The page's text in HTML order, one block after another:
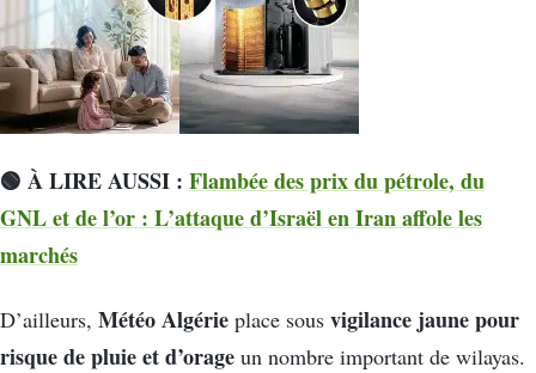
🟢 À LIRE AUSSI : Flambée des prix du pétrole, du
GNL et de l’or : L’attaque d’Israël en Iran affole les
marchés
D’ailleurs, Météo Algérie place sous vigilance jaune pour
risque de pluie et d’orage un nombre important de wilayas.